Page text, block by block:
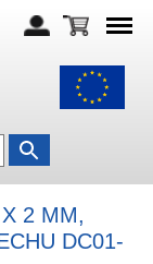
2 MM,
DC01-